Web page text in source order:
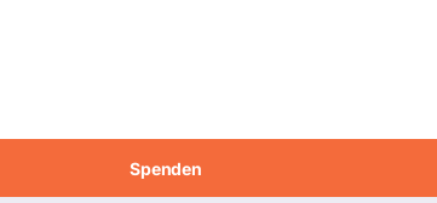
Spenden